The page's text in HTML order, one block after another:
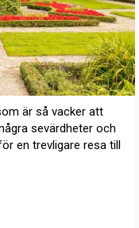
är så vacker att
sevärdheter och
en trevligare resa till